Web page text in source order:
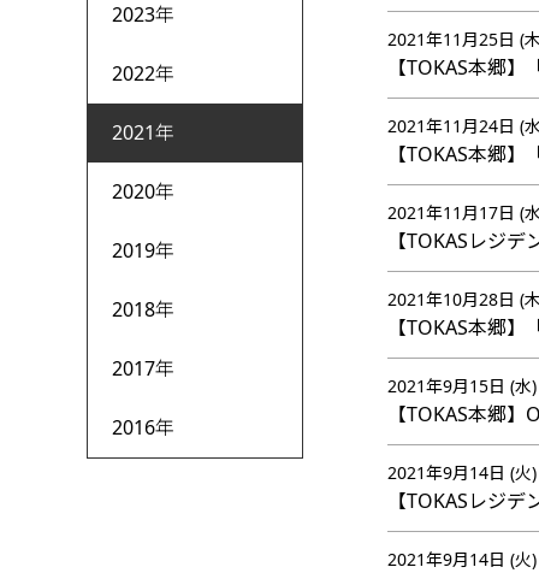
2023年
2022年
2021年
2020年
2019年
2018年
2017年
2016年
2021年11月25日 (
【TOKAS本郷
2021年11月24日 (
【TOKAS本郷
2021年11月17日 (
【TOKASレジ
2021年10月28日 (
【TOKAS本郷
2021年9月15日 (水)
【TOKAS本郷
2021年9月14日 (火)
【TOKASレジ
2021年9月14日 (火)